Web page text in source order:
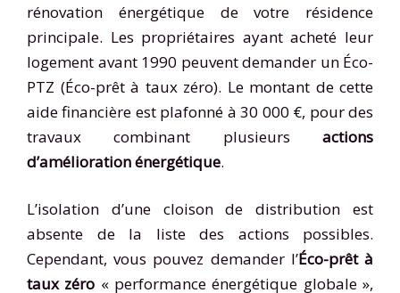
rénovation énergétique de votre résidence
principale. Les propriétaires ayant acheté leur
logement avant 1990 peuvent demander un Éco-
PTZ (Éco-prêt à taux zéro). Le montant de cette
aide financière est plafonné à 30 000 €, pour des
travaux combinant plusieurs actions
d’amélioration énergétique.
L’isolation d’une cloison de distribution est
absente de la liste des actions possibles.
Cependant, vous pouvez demander l’Éco-prêt à
taux zéro « performance énergétique globale »,